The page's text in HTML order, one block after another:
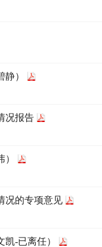
）
况报告
况的专项意见
-已离任）